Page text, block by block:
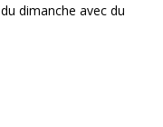
du dimanche avec du